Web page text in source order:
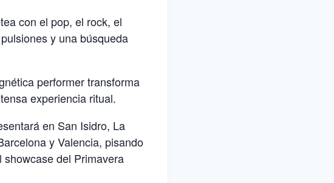
con el pop, el rock, el
y una búsqueda
performer transforma
experiencia ritual.
en San Isidro, La
y Valencia, pisando
del Primavera